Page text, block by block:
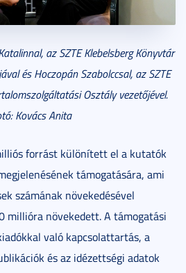
az SZTE Klebelsberg Könyvtár
és Hoczopán Szabolccsal, az SZTE
Osztály vezetőjével.
Kovács Anita
forrást különített el a kutatók
támogatására, ami
számának növekedésével
millióra növekedett. A támogatási
való kapcsolattartás, a
és az idézettségi adatok